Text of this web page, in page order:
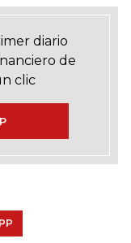
diario
de
clic